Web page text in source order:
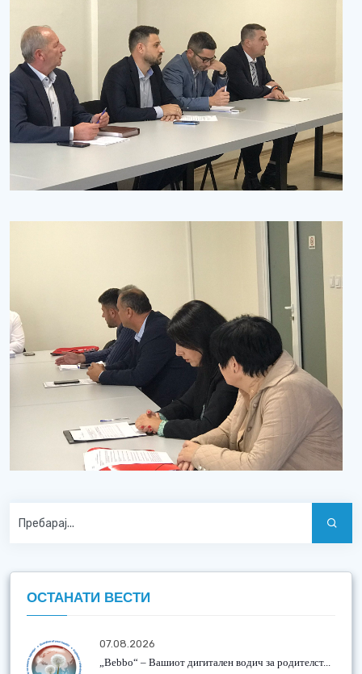
ОСТАНАТИ ВЕСТИ
07.08.2026
„Bebbo“ – Вашиот дигитален водич за родителст...